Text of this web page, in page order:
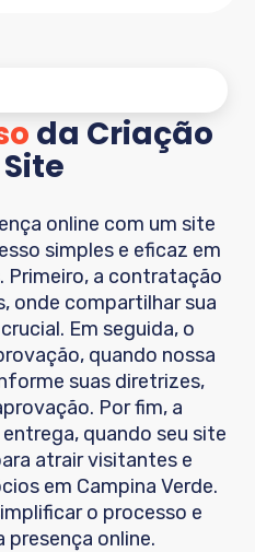
da Criação
online com um site
simples e eficaz em
Primeiro, a contratação
onde compartilhar sua
Em seguida, o
quando nossa
suas diretrizes,
Por fim, a
quando seu site
atrair visitantes e
em Campina Verde.
o processo e
presença online.